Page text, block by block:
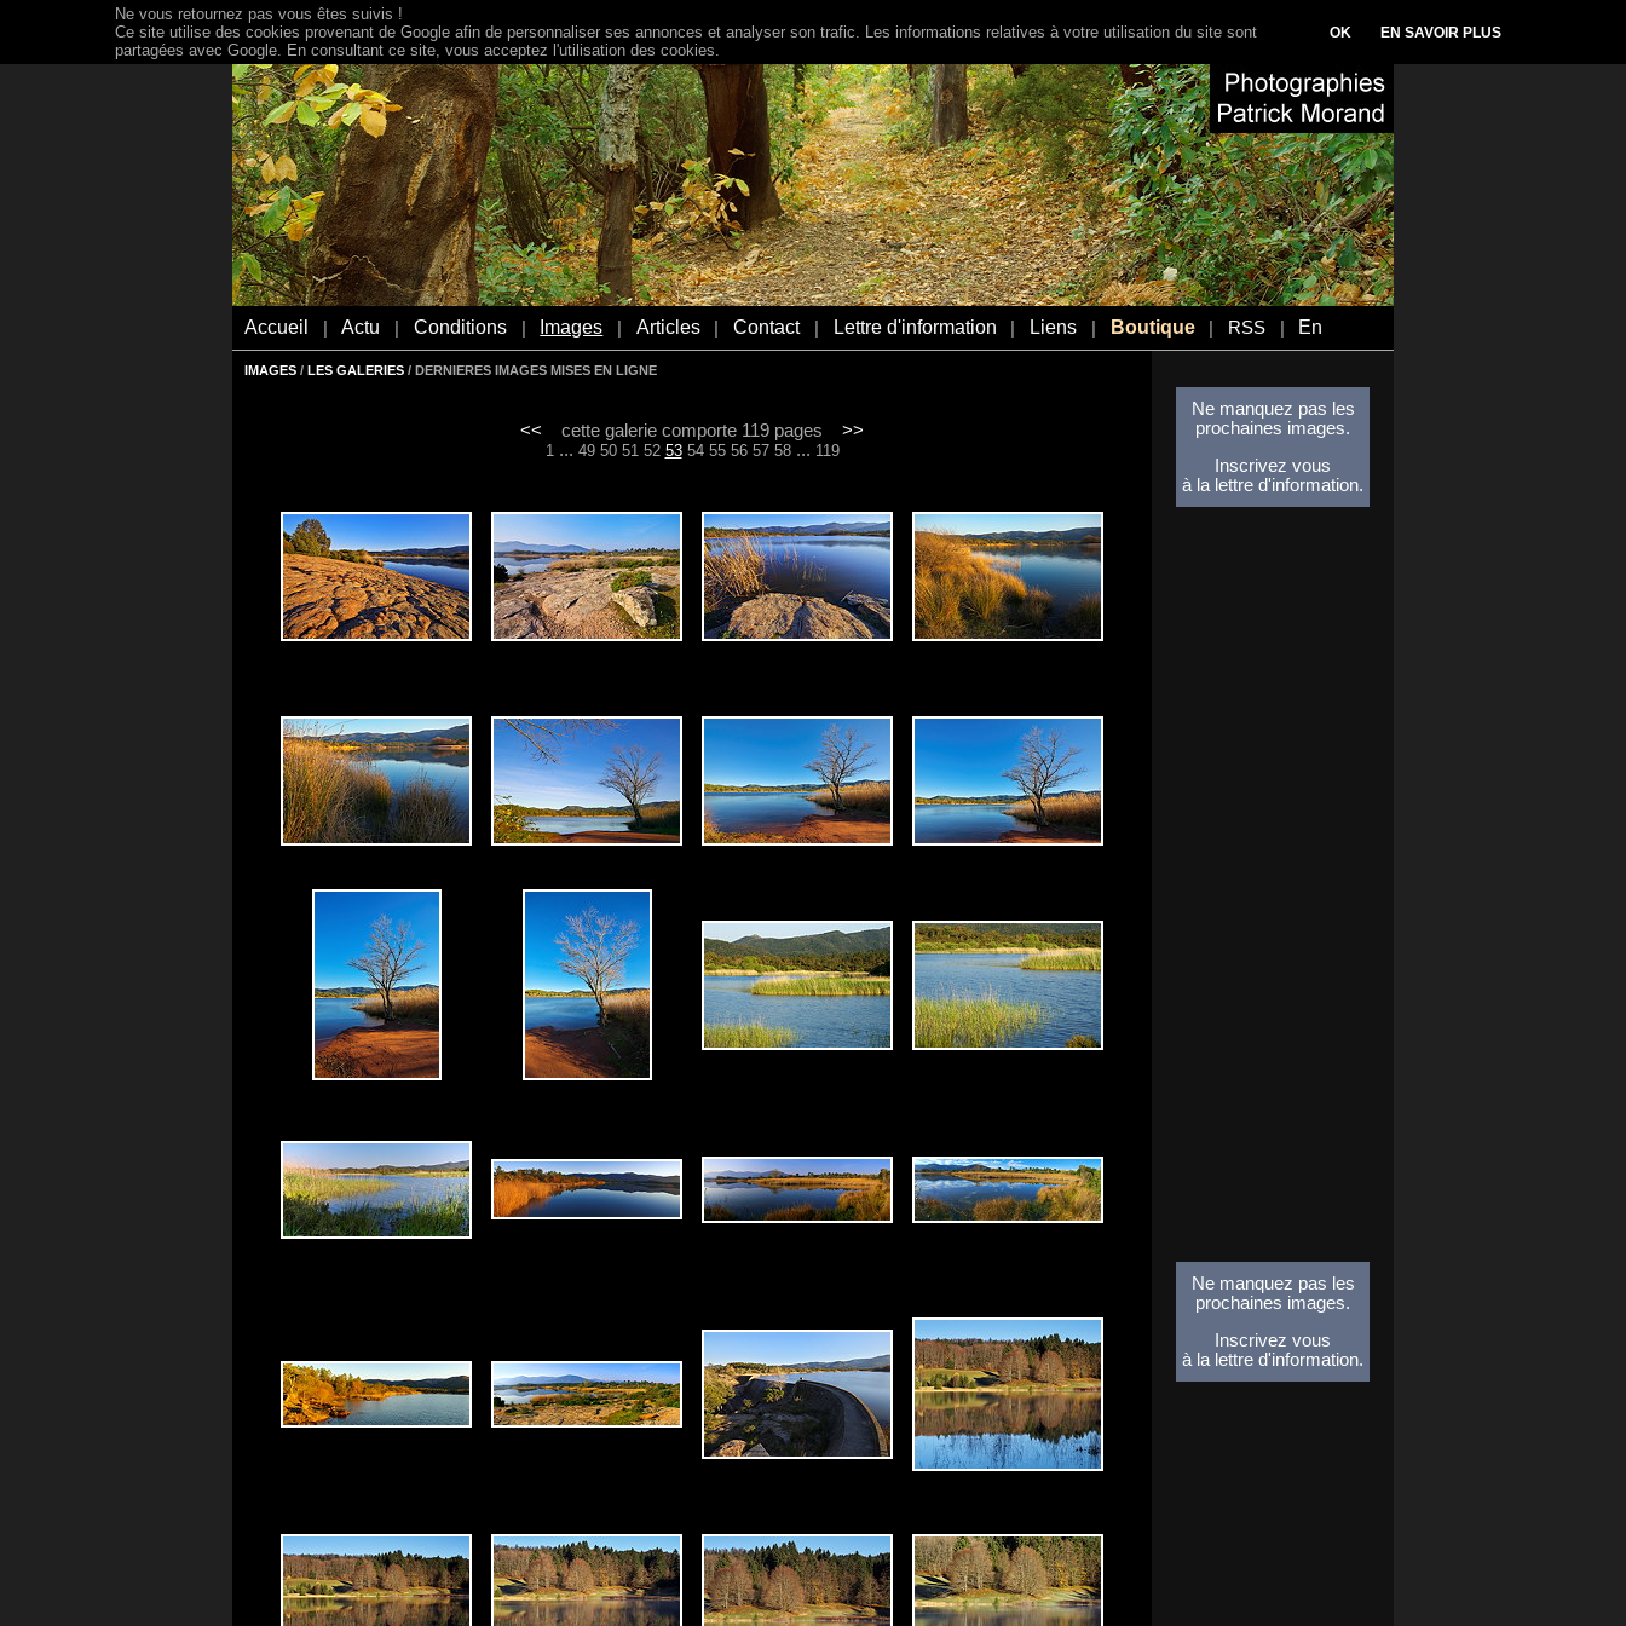
Accueil Actu Conditions Images Articles Contact Lettre d'information Liens Boutique RSS En
IMAGES / LES GALERIES / DERNIERES IMAGES MISES EN LIGNE
<< cette galerie comporte 119 pages >>
1... 49 50 51 52 53 54 55 56 57 58... 119
Ne manquez pas les
prochaines images.
Inscrivez vous
à la lettre d'information.
Ne manquez pas les
prochaines images.
Inscrivez vous
à la lettre d'information.
Ne vous retournez pas vous êtes suivis !
Ce site utilise des cookies provenant de Google afin de personnaliser ses annonces et analyser son trafic. Les informations relatives à votre utilisation du site sont
partagées avec Google. En consultant ce site, vous acceptez l'utilisation des cookies.
OK EN SAVOIR PLUS